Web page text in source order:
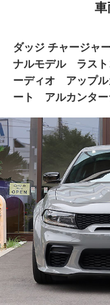
車
ダッジ チャージャ
ナルモデル ラス
ーディオ アップ
ート アルカンター